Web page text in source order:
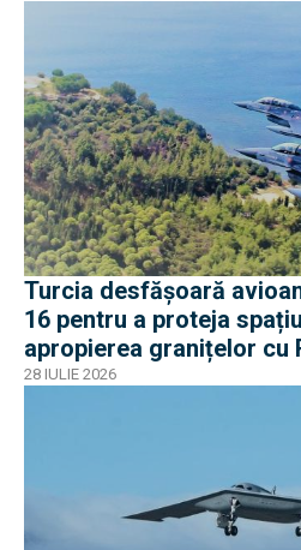
Turcia desfășoară
16 pentru a proteja
apropierea granițelor cu
28 IULIE 2026